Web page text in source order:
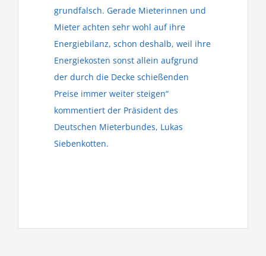
grundfalsch. Gerade Mieterinnen und
Mieter achten sehr wohl auf ihre
Energiebilanz, schon deshalb, weil ihre
Energiekosten sonst allein aufgrund
der durch die Decke schießenden
Preise immer weiter steigen“
kommentiert der Präsident des
Deutschen Mieterbundes, Lukas
Siebenkotten.